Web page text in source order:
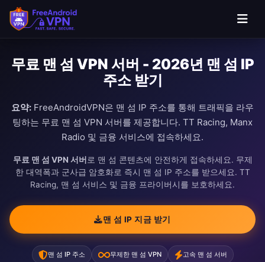
무료 맨 섬 VPN 서버 - 2026년 맨 섬 IP
주소 받기
요약: FreeAndroidVPN은 맨 섬 IP 주소를 통해 트래픽을 라우
팅하는 무료 맨 섬 VPN 서버를 제공합니다. TT Racing, Manx
Radio 및 금융 서비스에 접속하세요.
무료 맨 섬 VPN 서버 로 맨 섬 콘텐츠에 안전하게 접속하세요. 무제
한 대역폭과 군사급 암호화로 즉시 맨 섬 IP 주소를 받으세요. TT
Racing, 맨 섬 서비스 및 금융 프라이버시를 보호하세요.
맨 섬 IP 지금 받기
맨 섬 IP 주소 무제한 맨 섬 VPN 고속 맨 섬 서버